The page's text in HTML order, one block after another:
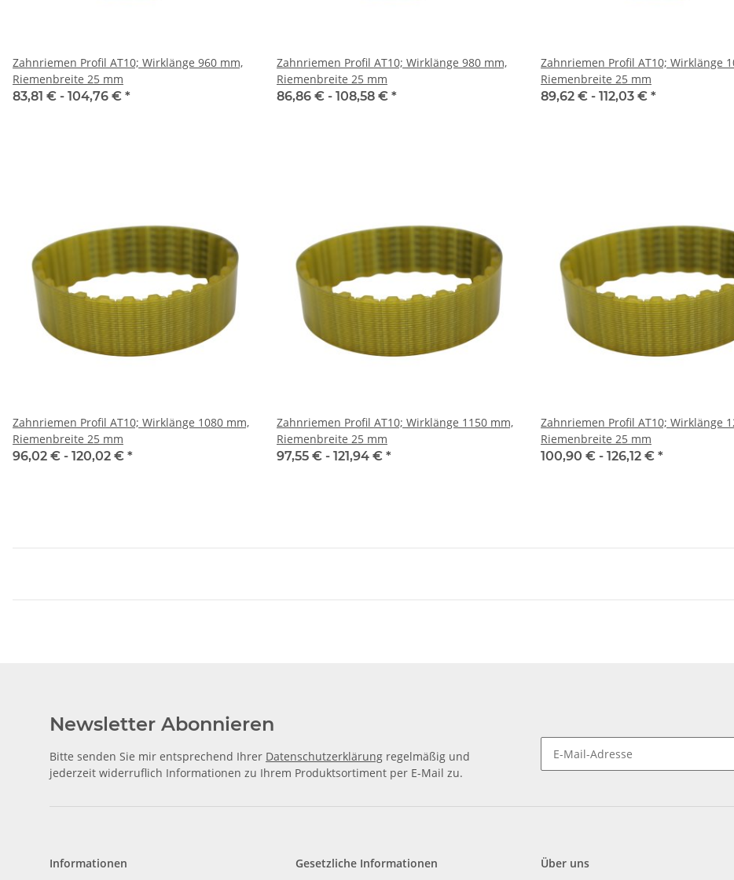
Zahnriemen Profil AT10; Wirklänge 960 mm,
Riemenbreite 25 mm
83,81 € - 104,76 € *
Zahnriemen Profil AT10; Wirklänge 980 mm,
Riemenbreite 25 mm
86,86 € - 108,58 € *
Zahnriemen Profil AT10; Wirklänge
Riemenbreite 25 mm
89,62 € - 112,03 € *
Zahnriemen Profil AT10; Wirklänge 1080 mm,
Riemenbreite 25 mm
96,02 € - 120,02 € *
Zahnriemen Profil AT10; Wirklänge 1150 mm,
Riemenbreite 25 mm
97,55 € - 121,94 € *
Zahnriemen Profil AT10; Wirklänge
Riemenbreite 25 mm
100,90 € - 126,12 € *
Newsletter Abonnieren
Bitte senden Sie mir entsprechend Ihrer Datenschutzerklärung regelmäßig und
jederzeit widerruflich Informationen zu Ihrem Produktsortiment per E-Mail zu.
Informationen Gesetzliche Informationen Über uns